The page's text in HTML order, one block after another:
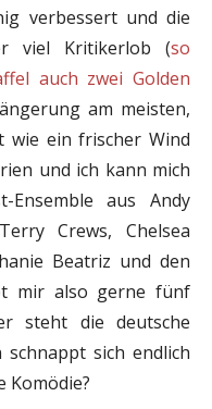
verbessert und die
viel Kritikerlob (so
auch zwei Golden
am meisten,
wie ein frischer Wind
und ich kann mich
aus Andy
Crews, Chelsea
Beatriz und den
mir also gerne fünf
steht die deutsche
sich endlich
Komödie?